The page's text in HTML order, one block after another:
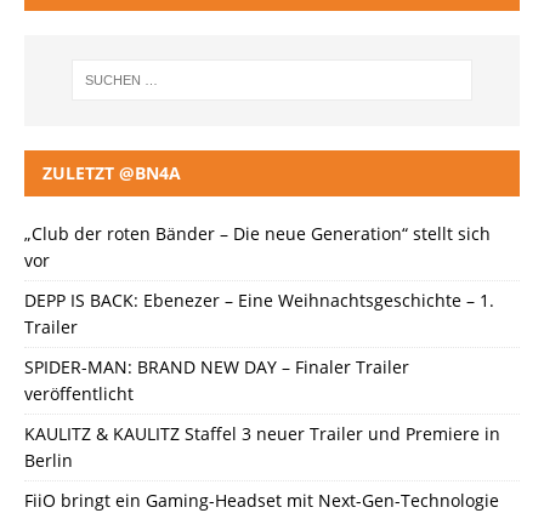
ZULETZT @BN4A
„Club der roten Bänder – Die neue Generation“ stellt sich
vor
DEPP IS BACK: Ebenezer – Eine Weihnachtsgeschichte – 1.
Trailer
SPIDER-MAN: BRAND NEW DAY – Finaler Trailer
veröffentlicht
KAULITZ & KAULITZ Staffel 3 neuer Trailer und Premiere in
Berlin
FiiO bringt ein Gaming-Headset mit Next-Gen-Technologie